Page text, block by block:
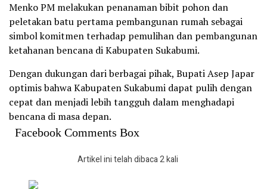
Menko PM melakukan penanaman bibit pohon dan
peletakan batu pertama pembangunan rumah sebagai
simbol komitmen terhadap pemulihan dan pembangunan
ketahanan bencana di Kabupaten Sukabumi.
Dengan dukungan dari berbagai pihak, Bupati Asep Japar
optimis bahwa Kabupaten Sukabumi dapat pulih dengan
cepat dan menjadi lebih tangguh dalam menghadapi
bencana di masa depan.
Facebook Comments Box
Artikel ini telah dibaca 2 kali